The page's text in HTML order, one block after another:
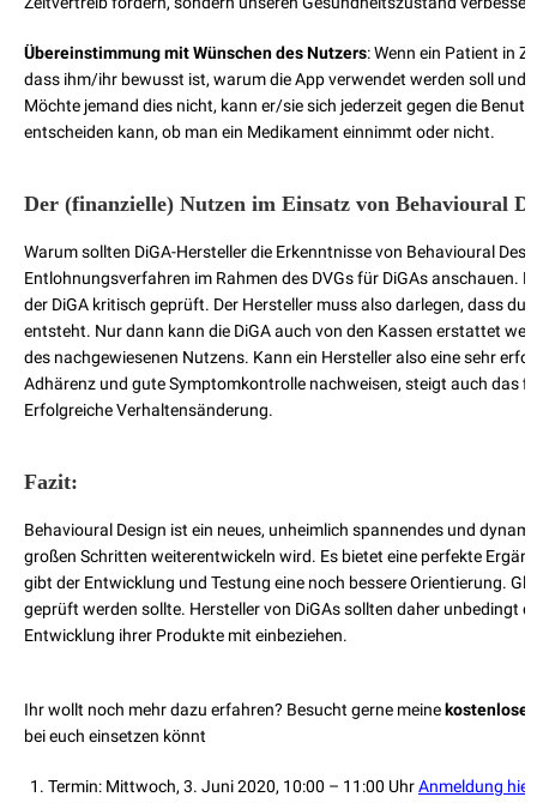
Übereinstimmung mit Wünschen des Nutzers: Wenn ein Patient in
dass ihm/ihr bewusst ist, warum die App verwendet werden soll und
Möchte jemand dies nicht, kann er/sie sich jederzeit gegen die
entscheiden kann, ob man ein Medikament einnimmt oder nicht.
Der (finanzielle) Nutzen im Einsatz von Behavioural
Warum sollten DiGA-Hersteller die Erkenntnisse von Behavioural
Entlohnungsverfahren im Rahmen des DVGs für DiGAs anschauen.
der DiGA kritisch geprüft. Der Hersteller muss also darlegen, dass
entsteht. Nur dann kann die DiGA auch von den Kassen erstattet
des nachgewiesenen Nutzens. Kann ein Hersteller also eine sehr
Adhärenz und gute Symptomkontrolle nachweisen, steigt auch das
Erfolgreiche Verhaltensänderung.
Fazit:
Behavioural Design ist ein neues, unheimlich spannendes und
großen Schritten weiterentwickeln wird. Es bietet eine perfekte
gibt der Entwicklung und Testung eine noch bessere Orientierung.
geprüft werden sollte. Hersteller von DiGAs sollten daher unbedingt
Entwicklung ihrer Produkte mit einbeziehen.
Ihr wollt noch mehr dazu erfahren? Besucht gerne meine
bei euch einsetzen könnt
Termin: Mittwoch, 3. Juni 2020, 10:00 – 11:00 UhrAnmeldung hier